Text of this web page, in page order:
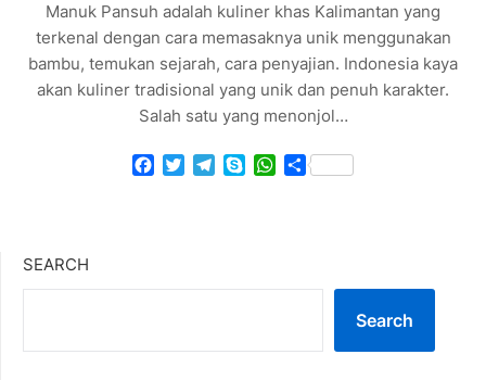
Manuk Pansuh adalah kuliner khas Kalimantan yang
terkenal dengan cara memasaknya unik menggunakan
bambu, temukan sejarah, cara penyajian. Indonesia kaya
akan kuliner tradisional yang unik dan penuh karakter.
Salah satu yang menonjol…
Facebook
TwitterTelegram
SkypeWhatsApp
Share
SEARCH
Search